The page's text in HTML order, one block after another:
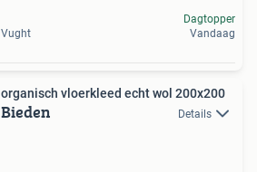
Vught
Dagtopper
Vandaag
organisch vloerkleed echt wol 200x200
Bieden Details